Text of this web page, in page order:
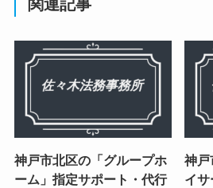
関連記事
神戸市北区の「グループホ
ーム」指定サポート・代行
神戸
イ